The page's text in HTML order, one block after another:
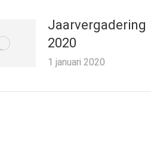
Jaarvergadering
2020
1 januari 2020